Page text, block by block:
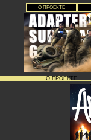
О ПРОЕКТЕ
О ПРОЕКТЕ